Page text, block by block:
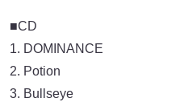
■CD
1. DOMINANCE
2. Potion
3. Bullseye